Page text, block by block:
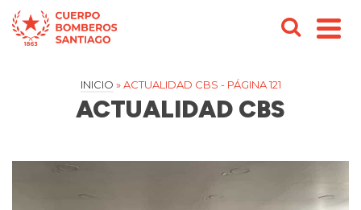
INICIO » ACTUALIDAD CBS - PÁGINA 121
ACTUALIDAD CBS